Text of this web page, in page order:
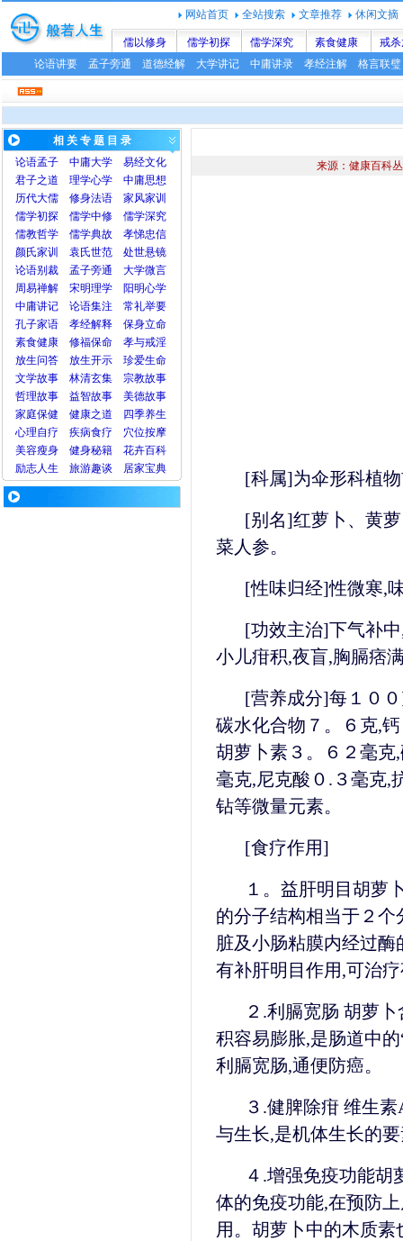
网站首页 全站搜索 文章推荐 休闲文摘
儒以修身 儒学初探 儒学深究 素食健康
戒
论语讲要
孟子旁通 道德经解 大学讲记 中庸讲录 孝经注解 格言联璧
相 关 专 题 目 录
论语孟子 中庸大学
易经文化
君子之道
理学心学
中庸思想
历代大儒
修身法语
家风家训
儒学初探
儒学中修
儒学深究
儒教哲学
儒学典故
孝悌忠信
颜氏家训
袁氏世范
处世悬镜
论语别裁
孟子旁通
大学微言
周易禅解
宋明理学
阳明心学
中庸讲记
论语集注
常礼举要
孔子家语
孝经解释
保身立命
素食健康
修福保命
孝与戒淫
放生问答
放生开示
珍爱生命
文学故事
林清玄集
宗教故事
哲理故事
益智故事
美德故事
家庭保健
健康之道
四季养生
心理自疗 疾病食疗 穴位按摩
美容瘦身 健身秘籍 花卉百科
励志人生
旅游趣谈 居家宝典
来源：健康百科
[科属]为伞形
[别名]红萝卜、黄
菜人参。
[性味归经]性微寒,
[功效主治]下气补
小儿疳积,夜盲,胸膈痞
[营养成分]每１０
碳水化合物７。６克,
胡萝卜素３。６２毫克
毫克,尼克酸０.３毫克,
钻等微量元素。
[食疗作用]
１。益肝明目胡萝
的分子结构相当于２
脏及小肠粘膜内经过
有补肝明目作用,可治
２.利膈宽肠 胡萝
积容易膨胀,是肠道中
利膈宽肠,通便防癌。
３.健脾除疳 维生
与生长,是机体生长的
４.增强免疫功能胡
体的免疫功能,在预防
用。胡萝卜中的木质